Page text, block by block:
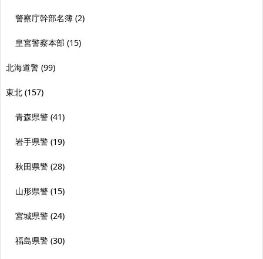
警察庁幹部名簿 (2)
皇宮警察本部 (15)
北海道警 (99)
東北 (157)
青森県警 (41)
岩手県警 (19)
秋田県警 (28)
山形県警 (15)
宮城県警 (24)
福島県警 (30)